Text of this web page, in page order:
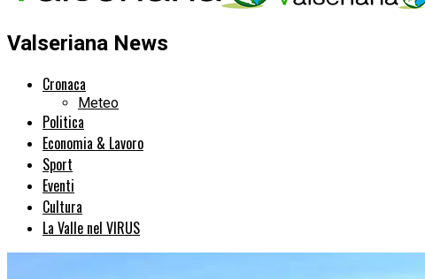
Valseriana News
Cronaca
Meteo
Politica
Economia & Lavoro
Sport
Eventi
Cultura
La Valle nel VIRUS